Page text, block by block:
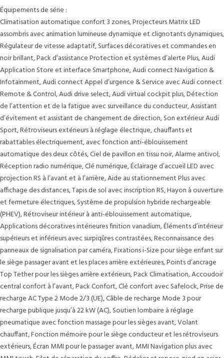
Équipements de série :
Climatisation automatique confort 3 zones, Projecteurs Matrix LED
assombris avec animation lumineuse dynamique et clignotants dynamiques,
Régulateur de vitesse adaptatif, Surfaces décoratives et commandes en
noir brillant, Pack d’assistance Protection et systèmes d’alerte Plus, Audi
Application Store et interface Smartphone, Audi connect Navigation &
Infotainment, Audi connect Appel d’urgence & Service avec Audi connect
Remote & Control, Audi drive select, Audi virtual cockpit plus, Détection
de l’attention et de la fatigue avec surveillance du conducteur, Assistant
d’évitement et assistant de changement de direction, Son extérieur Audi
Sport, Rétroviseurs extérieurs à réglage électrique, chauffants et
rabattables électriquement, avec fonction anti-éblouissement
automatique des deux côtés, Ciel de pavillon en tissu noir, Alarme antivol,
Réception radio numérique, Clé numérique, Éclairage d’accueil LED avec
projection RS à l’avant et à l’arrière, Aide au stationnement Plus avec
affichage des distances, Tapis de sol avec inscription RS, Hayon à ouverture
et fermeture électriques, Système de propulsion hybride rechargeable
(PHEV), Rétroviseur intérieur à anti-éblouissement automatique,
Applications décoratives intérieures finition vanadium, Éléments d’intérieur
supérieurs et inférieurs avec surpiqûres contrastées, Reconnaissance des
panneaux de signalisation par caméra, Fixations i-Size pour siège enfant sur
le siège passager avant et les places arrière extérieures, Points d’ancrage
Top Tether pour les sièges arrière extérieurs, Pack Climatisation, Accoudoir
central confort à l’avant, Pack Confort, Clé confort avec Safelock, Prise de
recharge AC Type 2 Mode 2/3 (UE), Câble de recharge Mode 3 pour
recharge publique jusqu’à 22 kW (AC), Soutien lombaire à réglage
pneumatique avec fonction massage pour les sièges avant, Volant
chauffant, Fonction mémoire pour le siège conducteur et les rétroviseurs
extérieurs, Écran MMI pour le passager avant, MMI Navigation plus avec